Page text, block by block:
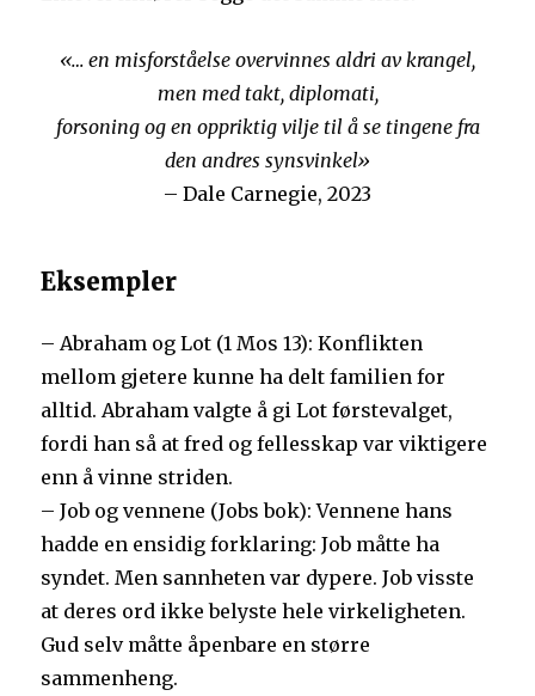
«… en misforståelse overvinnes aldri av krangel,
men med takt, diplomati,
forsoning og en oppriktig vilje til å se tingene fra
den andres synsvinkel»
– Dale Carnegie, 2023
Eksempler
– Abraham og Lot (1 Mos 13): Konflikten
mellom gjetere kunne ha delt familien for
alltid. Abraham valgte å gi Lot førstevalget,
fordi han så at fred og fellesskap var viktigere
enn å vinne striden.
– Job og vennene (Jobs bok): Vennene hans
hadde en ensidig forklaring: Job måtte ha
syndet. Men sannheten var dypere. Job visste
at deres ord ikke belyste hele virkeligheten.
Gud selv måtte åpenbare en større
sammenheng.